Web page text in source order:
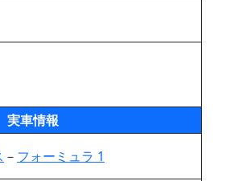
実車情報
－ フォーミュラ 1